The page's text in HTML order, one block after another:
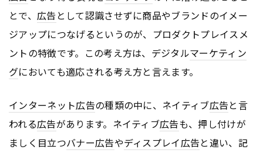
とで、 広告 として認識させずに商品やブランドのイメー
ジアップにつなげるというのが、プロダクトプレイスメ
ントの特徴です。この考え方は、デジタルマーケティン
グにおいても適応される考え方と言えます。
インターネット広告の種類の中に、ネイティブ広告と言
われる広告があります。ネイティブ広告も、押し付けが
ましく目立つバナー広告やディスプレイ広告と違い、記